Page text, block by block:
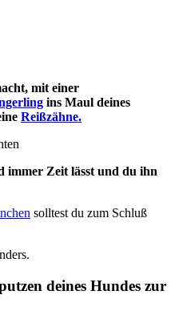
mit einer
ins Maul deines
Reißzähne.
immer Zeit lässt und du ihn
solltest du zum Schluß
deines Hundes zur